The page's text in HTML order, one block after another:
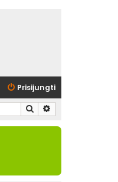
Prisijungti
Ieškoti